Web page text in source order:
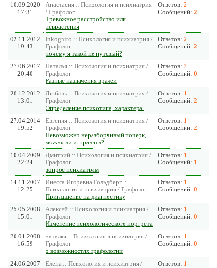
10.09.2020
17:31
Анастасия :: Психология и психиатрия
/ Графолог
Тревожное расстройство или
неврастения
Ответов: 2
Сообщений: 2
02.11.2012
19:43
Inkognito :: Психология и психиатрия /
Графолог
почему я такой не путевый?
Ответов: 2
Сообщений: 2
27.06.2017
20:40
Наталья :: Психология и психиатрия /
Графолог
Разные назначения врачей
Ответов: 3
Сообщений: 0
20.12.2012
13:01
Любовь :: Психология и психиатрия /
Графолог
Определение психотипа, характера.
Ответов: 1
Сообщений: 2
27.04.2014
19:52
Евгения :: Психология и психиатрия /
Графолог
Невозможно неразборчивый почерк,
можно ли исправить?
Ответов: 1
Сообщений: 2
10.04.2009
22:24
Дмитрий :: Психология и психиатрия /
Графолог
вопрос психиатрам
Ответов: 1
Сообщений: 1
14.11.2007
12:25
Инесса Игоревна Гольдберг ::
Психология и психиатрия / Графолог
Приглашение на диагностику
Ответов: 1
Сообщений: 0
25.05.2008
15:01
Алексей :: Психология и психиатрия /
Графолог
Изменение психологического портрета
Ответов: 1
Сообщений: 0
20.01.2008
16:59
наталья :: Психология и психиатрия /
Графолог
о возможностях графологии
Ответов: 1
Сообщений: 0
24.06.2007
Елена :: Психология и психиатрия /
Ответов: 1